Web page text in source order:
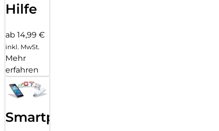
Hilfe
ab 14,99 €
inkl. MwSt.
Mehr
erfahren
Smartphone